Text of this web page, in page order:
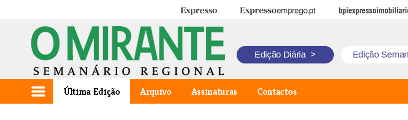
Expresso Expresso Emprego BPI Expresso
Edição Diária > Edição
Última Edição Arquivo Assinaturas Contactos